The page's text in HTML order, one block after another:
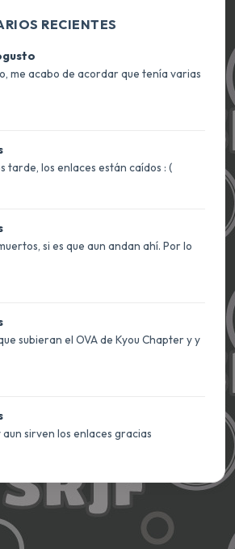
RECIENTES
me acabo de acordar que tenía varias
tarde, los enlaces están caídos : (
si es que aun andan ahí. Por lo
subieran el OVA de Kyou Chapter y y
sirven los enlaces gracias